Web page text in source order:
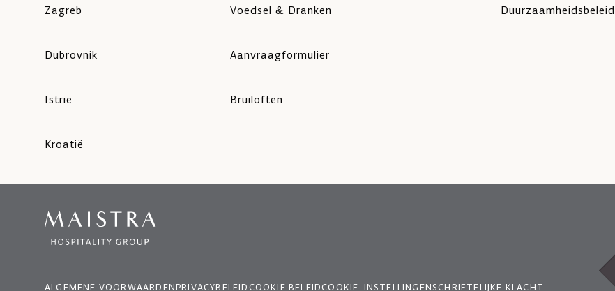
Zagreb
Dubrovnik
Istrië
Kroatië
Voedsel & Dranken
Aanvraagformulier
Bruiloften
Duurzaamheidsbeleid
ALGEMENE VOORWAARDENPRIVACYBELEIDCOOKIE BELEIDCOOKIE-INSTELLINGENSCHRIFTELIJKE KLACHT